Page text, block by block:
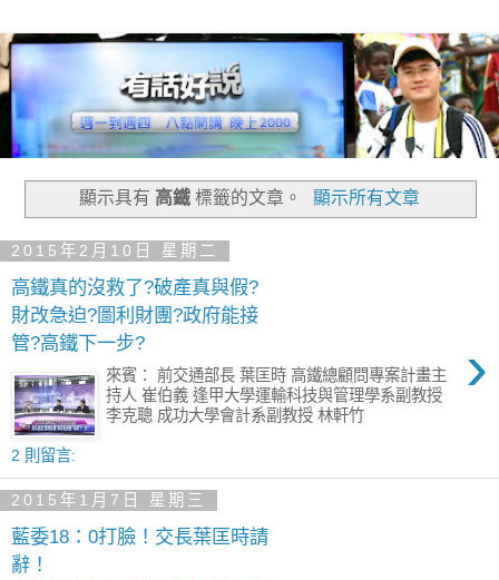
顯示具有 高鐵標籤的文章。 顯示所有文章
2015年2月10日 星期二
高鐵真的沒救了?破產真與假?
財改急迫?圖利財團?政府能接
管?高鐵下一步?
›
來賓： 前交通部長 葉匡時 高鐵總顧問專案計畫主
持人 崔伯義 逢甲大學運輸科技與管理學系副教授
李克聰 成功大學會計系副教授 林軒竹
2 則留言:
2015年1月7日 星期三
藍委18：0打臉！交長葉匡時請
辭！